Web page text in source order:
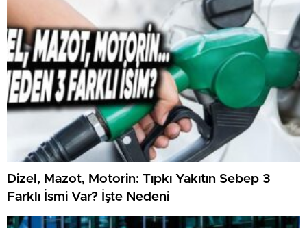
Dizel, Mazot, Motorin: Tıpkı Yakıtın Sebep 3
Farklı İsmi Var? İşte Nedeni